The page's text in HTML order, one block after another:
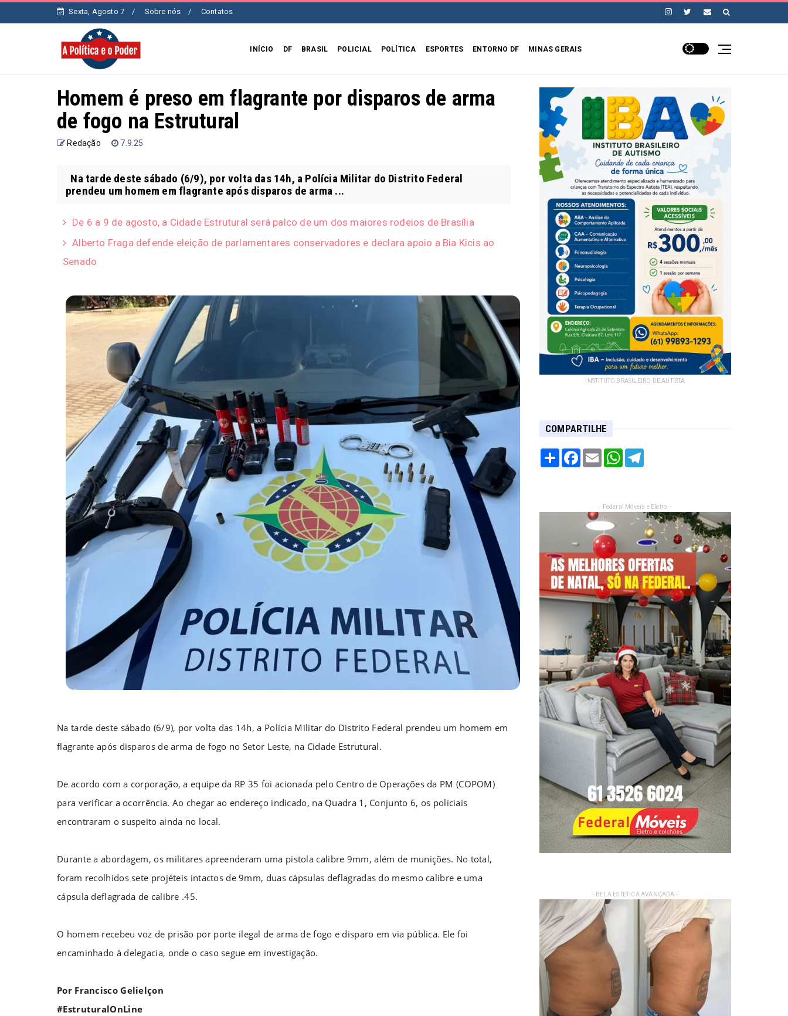
Sexta, Agosto 7 Sobre nós Contatos
INÍCIO DF BRASIL POLICIAL POLÍTICA ESPORTES ENTORNO DF MINAS GERAIS
Homem é preso em flagrante por disparos de arma
de fogo na Estrutural
Redação 7.9.25
Na tarde deste sábado (6/9), por volta das 14h, a Polícia Militar do Distrito Federal
prendeu um homem em flagrante após disparos de arma ...
De 6 a 9 de agosto, a Cidade Estrutural será palco de um dos maiores rodeios de Brasília
Alberto Fraga defende eleição de parlamentares conservadores e declara apoio a Bia Kicis ao
Senado
Na tarde deste sábado (6/9), por volta das 14h, a Polícia Militar do Distrito Federal prendeu um homem em
flagrante após disparos de arma de fogo no Setor Leste, na Cidade Estrutural.
De acordo com a corporação, a equipe da RP 35 foi acionada pelo Centro de Operações da PM (COPOM)
para verificar a ocorrência. Ao chegar ao endereço indicado, na Quadra 1, Conjunto 6, os policiais
encontraram o suspeito ainda no local.
Durante a abordagem, os militares apreenderam uma pistola calibre 9mm, além de munições. No total,
foram recolhidos sete projéteis intactos de 9mm, duas cápsulas deflagradas do mesmo calibre e uma
cápsula deflagrada de calibre .45.
O homem recebeu voz de prisão por porte ilegal de arma de fogo e disparo em via pública. Ele foi
encaminhado à delegacia, onde o caso segue em investigação.
Por Francisco Gelielçon
#EstruturalOnLine
INSTITUTO BRASILEIRO DE AUTISTA
COMPARTILHE
Share Facebook
Email WhatsApp
- Federal Móveis e Eletro: -
- BELA ESTETICA AVANÇADA -